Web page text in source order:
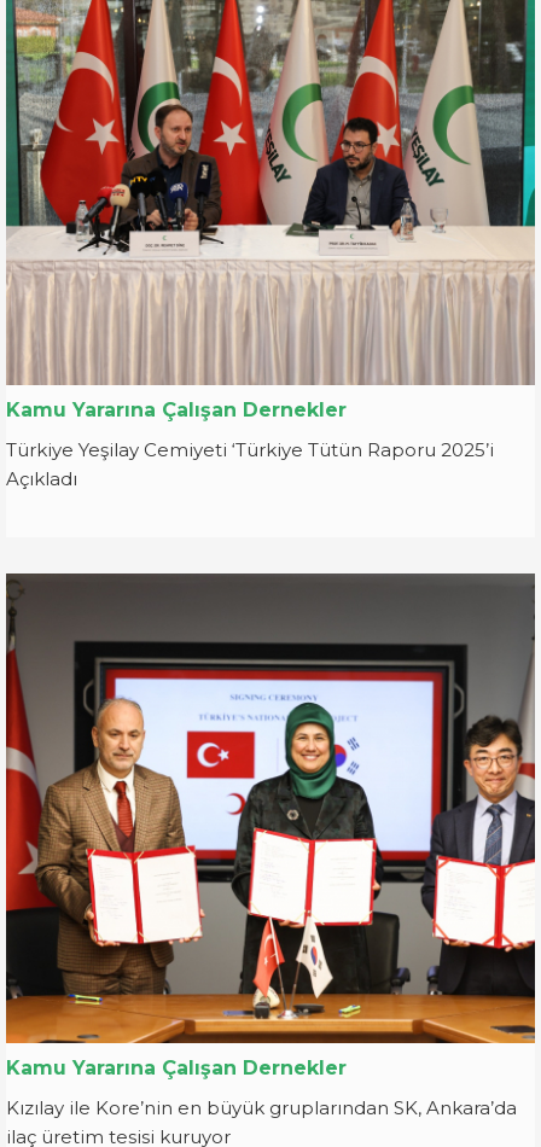
Kamu Yararına Çalışan Dernekler
Türkiye Yeşilay Cemiyeti ‘Türkiye Tütün Raporu 2025’i
Açıkladı
Kamu Yararına Çalışan Dernekler
Kızılay ile Kore’nin en büyük gruplarından SK, Ankara’da
ilaç üretim tesisi kuruyor